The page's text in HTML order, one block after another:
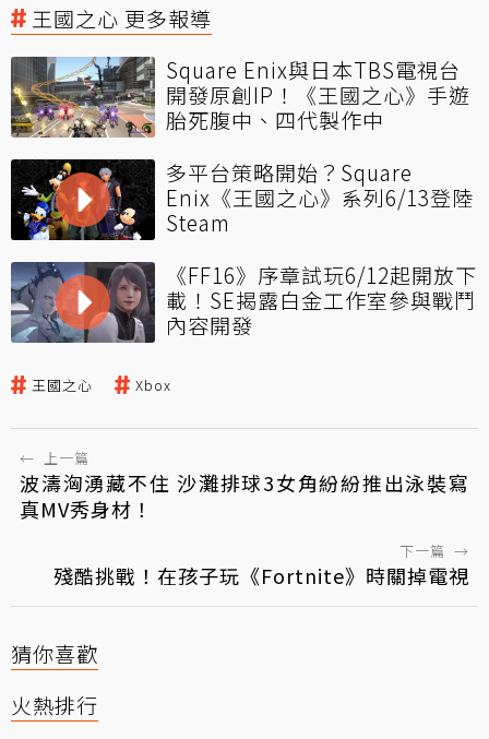
王國之心 更多報導
Square Enix與日本TBS電視台
開發原創IP！《王國之心》手遊
胎死腹中、四代製作中
多平台策略開始？Square
Enix《王國之心》系列6/13登陸
Steam
《FF16》序章試玩6/12起開放下
載！SE揭露白金工作室參與戰鬥
內容開發
王國之心 Xbox
← 上一篇
波濤洶湧藏不住 沙灘排球3女角紛紛推出泳裝寫
真MV秀身材！
下一篇 →
殘酷挑戰！在孩子玩《Fortnite》時關掉電視
猜你喜歡
火熱排行